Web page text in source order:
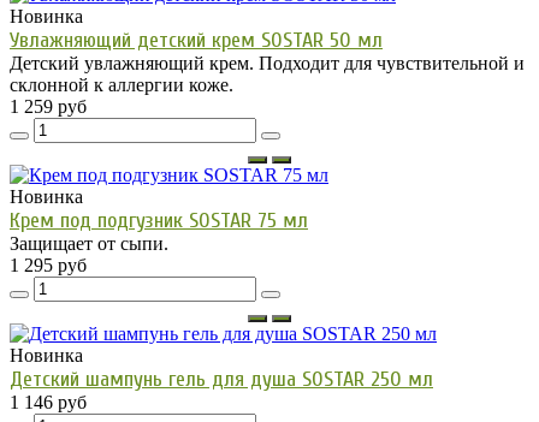
Новинка
Увлажняющий детский крем SOSTAR 50 мл
Детский увлажняющий крем. Подходит для чувствительной и
склонной к аллергии коже.
1 259 руб
Новинка
Крем под подгузник SOSTAR 75 мл
Защищает от сыпи.
1 295 руб
Новинка
Детский шампунь гель для душа SOSTAR 250 мл
1 146 руб